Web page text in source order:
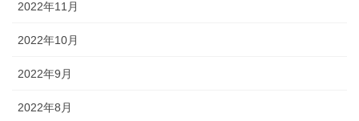
2022年11月
2022年10月
2022年9月
2022年8月